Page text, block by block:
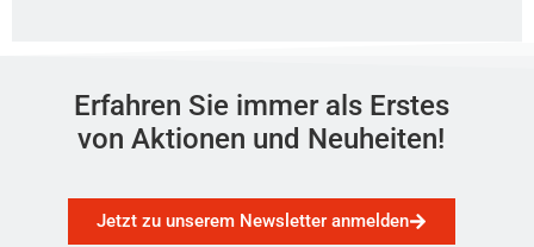
Erfahren Sie immer als Erstes
von Aktionen und Neuheiten!
Jetzt zu unserem Newsletter anmelden